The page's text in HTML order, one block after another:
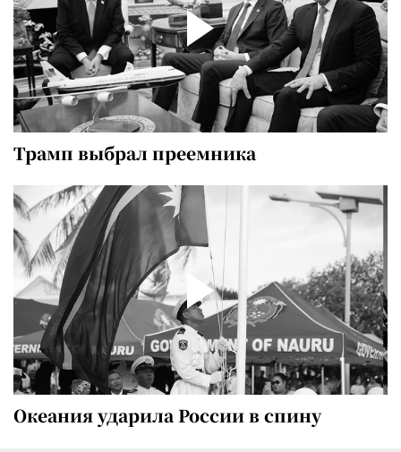
Трамп выбрал преемника
Океания ударила России в спину